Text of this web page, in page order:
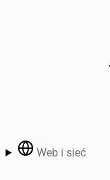
Web i sieć